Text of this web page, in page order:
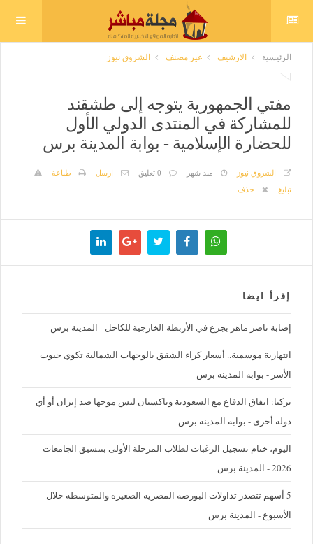
الرئيسية الارشيف غير مصنف الشروق نيوز
مفتي الجمهورية يتوجه إلى طشقند
للمشاركة في المنتدى الدولي الأول
للحضارة الإسلامية - بوابة المدينة برس
الشروق نيوز منذ شهر 0 تعليق ارسل
طباعة
تبليغ
حذف
إقرأ ايضا
إصابة ناصر ماهر بجزع في الأربطة الخارجية للكاحل - المدينة برس
‪انتهازية موسمية.. أسعار كراء الشقق بالوجهات الشمالية تكوي جيوب
الأسر - بوابة المدينة برس
تركيا: اتفاق الدفاع مع السعودية وباكستان ليس موجها ضد إيران أو أي
دولة أخرى - بوابة المدينة برس
اليوم، ختام تسجيل الرغبات لطلاب المرحلة الأولى بتنسيق الجامعات
2026 - المدينة برس
5 أسهم تتصدر تداولات البورصة المصرية الصغيرة والمتوسطة خلال
الأسبوع - المدينة برس